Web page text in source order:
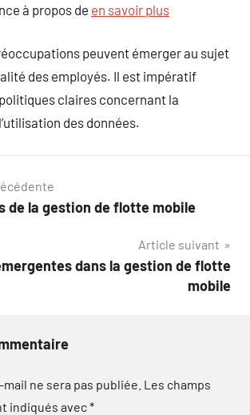
à propos de en savoir plus
peuvent émerger au sujet
des employés. Il est impératif
claires concernant la
des données.
de la gestion de flotte mobile
Article suivant
dans la gestion de flotte
mobile
ne sera pas publiée. Les champs
indiqués avec*